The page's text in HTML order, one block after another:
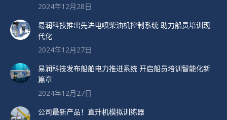
2024年12月28日
易润科技推出先进电喷柴油机控制系统 助力船员培训现
代化
2024年12月27日
易润科技发布船舶电力推进系统 开启船员培训智能化新
篇章
2024年12月27日
公司最新产品！直升机模拟训练器